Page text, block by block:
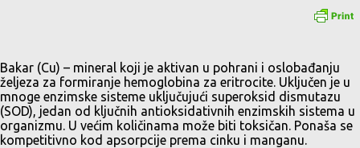
Bakar (Cu) – mineral koji je aktivan u pohrani i oslobađanju
željeza za formiranje hemoglobina za eritrocite. Uključen je u
mnoge enzimske sisteme uključujući superoksid dismutazu
(SOD), jedan od ključnih antioksidativnih enzimskih sistema u
organizmu. U većim količinama može biti toksičan. Ponaša se
kompetitivno kod apsorpcije prema cinku i manganu.